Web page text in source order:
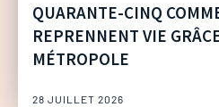
QUARANTE-CINQ
REPRENNENT VIE
MÉTROPOLE
28 JUILLET 2026